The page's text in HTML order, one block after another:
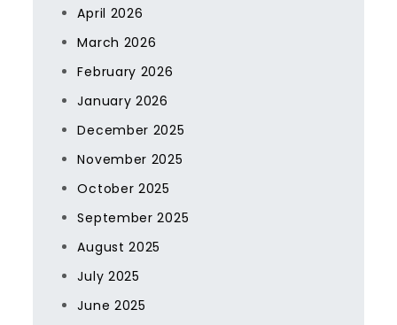
April 2026
March 2026
February 2026
January 2026
December 2025
November 2025
October 2025
September 2025
August 2025
July 2025
June 2025